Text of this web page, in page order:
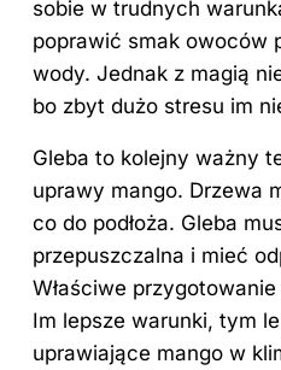
sobie w trudnych
poprawić smak owoców
wody. Jednak z magią
bo zbyt dużo stresu im
Gleba to kolejny ważny
uprawy mango. Drzewa
co do podłoża. Gleba
przepuszczalna i mieć
Właściwe
Im lepsze warunki, tym
uprawiające mango w